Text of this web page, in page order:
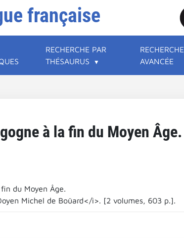
française
RECHERCHE PAR
THÉSAURUS
RECHERCHE
AVANCÉE
à la fin du Moyen Âge.
du Moyen Âge.
Michel de Boüard</i>. [2 volumes, 603 p.].